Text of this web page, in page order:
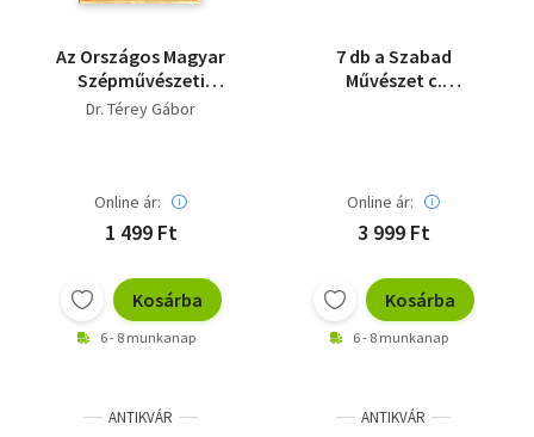
Az Országos Magyar
Szépművészeti
Múzeum régi
Dr. Térey Gábor
Online ár:
1 499 Ft
Kosárba
6 - 8 munkanap
7 db a Szabad
Művészet c.
Online ár:
3 999 Ft
Kosárba
6 - 8 munkanap
ANTIKVÁR ANTIKVÁR